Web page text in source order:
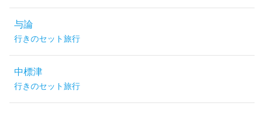
与論
行きのセット旅行
中標津
行きのセット旅行